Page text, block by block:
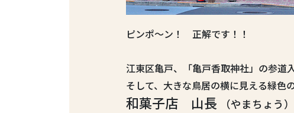
ピンポ〜ン！ 正解です！！
江東区亀戸、「亀戸香取神社」の参道
そして、大きな鳥居の横に見える緑色
和菓子店 山長 （やまちょう）